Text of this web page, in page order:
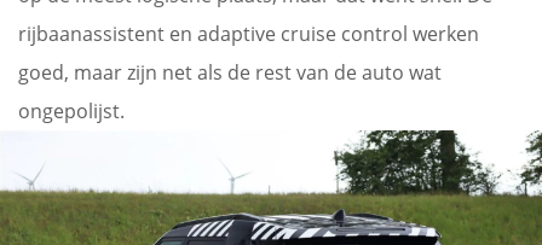
rijbaanassistent en adaptive cruise control werken
goed, maar zijn net als de rest van de auto wat
ongepolijst.